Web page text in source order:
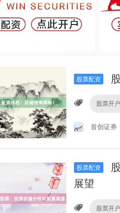
股票配资
股票开户
首创证券
股票配资
展望
股票开户